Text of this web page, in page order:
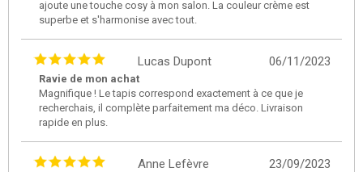
ajoute une touche cosy à mon salon. La couleur crème est
superbe et s'harmonise avec tout.
06/11/2023
Lucas Dupont
Ravie de mon achat
Magnifique ! Le tapis correspond exactement à ce que je
recherchais, il complète parfaitement ma déco. Livraison
rapide en plus.
23/09/2023
Anne Lefèvre